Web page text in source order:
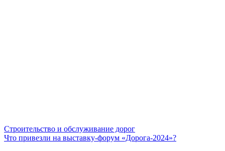
Строительство и обслуживание дорог
Что привезли на выставку-форум «Дорога-2024»?